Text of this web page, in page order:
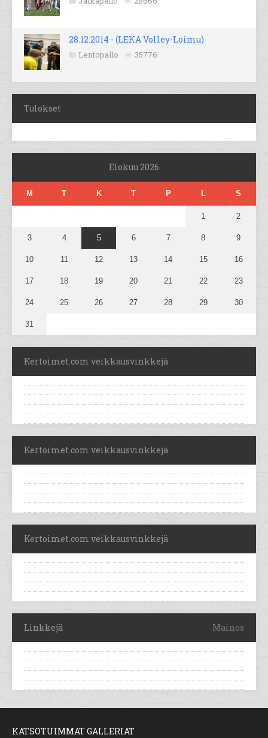
28.12.2014 - (LEKA Volley-Loimu)
Lentopallo 35776
Tulokset
Elokuu 2026
M T K T P L S
1 2
3 4 5 6 7 8 9
10 11 12 13 14 15 16
17 18 19 20 21 22 23
24 25 26 27 28 29 30
31
Kertoimet.com veikkausvinkkejä
Kertoimet.com veikkausvinkkejä
Kertoimet.com veikkausvinkkejä
Linkkejä Mainos
KATSOTUIMMAT GALLERIAT